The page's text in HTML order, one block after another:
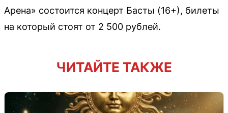
Арена» состоится концерт Басты (16+), билеты
на который стоят от 2 500 рублей.
ЧИТАЙТЕ ТАКЖЕ